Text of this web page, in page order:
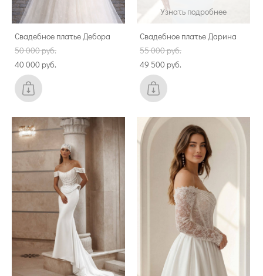
Свадебное платье Дебора
50 000 pуб.
40 000 pуб.
Узнать подробнее
Свадебное платье Дарина
55 000 pуб.
49 500 pуб.